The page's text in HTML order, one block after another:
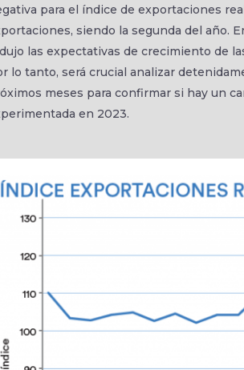
para el índice de exportaciones
siendo la segunda del año.
las expectativas de crecimiento de
lo tanto, será crucial analizar
meses para confirmar si hay un
en 2023.